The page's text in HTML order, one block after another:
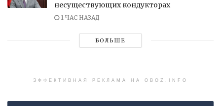
несуществующих кондукторах
1 ЧАС НАЗАД
БОЛЬШЕ
ЭФФЕКТИВНАЯ РЕКЛАМА НА OBOZ.INFO